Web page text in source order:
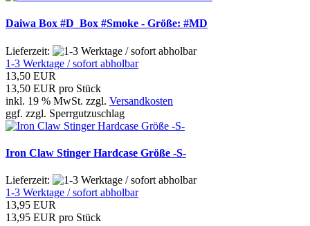
Daiwa Box #D_Box #Smoke - Größe: #MD
Lieferzeit:
1-3 Werktage / sofort abholbar
13,50 EUR
13,50 EUR pro Stück
inkl. 19 % MwSt. zzgl. Versandkosten
ggf. zzgl. Sperrgutzuschlag
Iron Claw Stinger Hardcase Größe -S-
Lieferzeit:
1-3 Werktage / sofort abholbar
13,95 EUR
13,95 EUR pro Stück